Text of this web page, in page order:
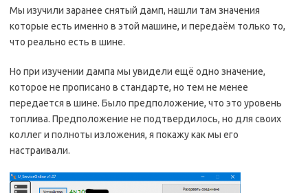
Мы изучили заранее снятый дамп, нашли там значения
которые есть именно в этой машине, и передаём только то,
что реально есть в шине.
Но при изучении дампа мы увидели ещё одно значение,
которое не прописано в стандарте, но тем не менее
передается в шине. Было предположение, что это уровень
топлива. Предположение не подтвердилось, но для своих
коллег и полноты изложения, я покажу как мы его
настраивали.